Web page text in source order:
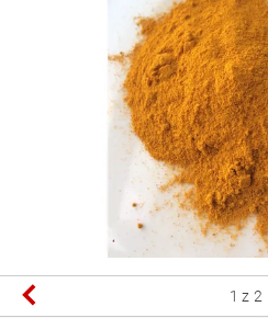
1 z 2